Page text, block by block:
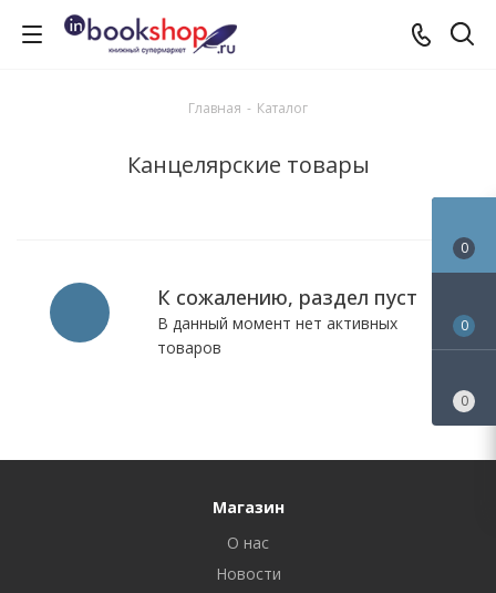
Главная - Каталог
Канцелярские товары
К сожалению, раздел пуст
В данный момент нет активных
товаров
Магазин
О нас
Новости
0
0
0